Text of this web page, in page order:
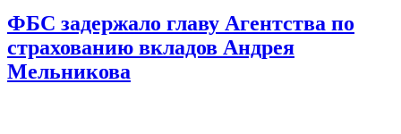
ФБС задержало главу Агентства по
страхованию вкладов Андрея
Мельникова